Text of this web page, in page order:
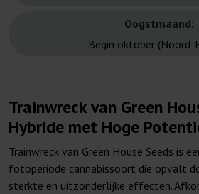
Oogstmaand:
Begin oktober (Noord-
Trainwreck van Green
Hybride met Hoge
Trainwreck van Green House Seeds is
fotoperiode cannabissoort die opvalt
sterkte en uitzonderlijke effecten.